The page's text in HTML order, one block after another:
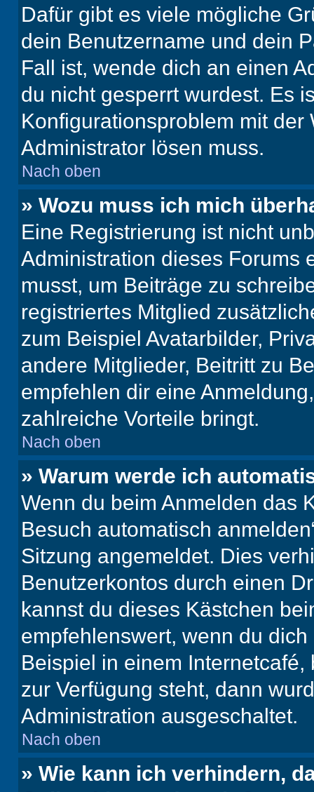
Dafür gibt es viele mögliche
dein Benutzername und dein
Fall ist, wende dich an einen
du nicht gesperrt wurdest. Es
Konfigurationsproblem mit
Administrator lösen muss.
Nach oben
» Wozu muss ich mich
Eine Registrierung ist nicht
Administration dieses Forums
musst, um Beiträge zu
registriertes Mitglied
zum Beispiel Avatarbilder,
andere Mitglieder, Beitritt zu
empfehlen dir eine
zahlreiche Vorteile bringt.
Nach oben
» Warum werde ich
Wenn du beim Anmelden das
Besuch automatisch
Sitzung angemeldet. Dies
Benutzerkontos durch einen
kannst du dieses Kästchen
empfehlenswert, wenn du
Beispiel in einem
zur Verfügung steht, dann
Administration ausgeschaltet.
Nach oben
» Wie kann ich verhindern,